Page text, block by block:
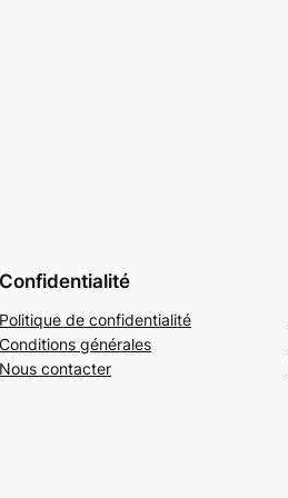
Confidentialité
Politique de confidentialité
Conditions générales
Nous contacter